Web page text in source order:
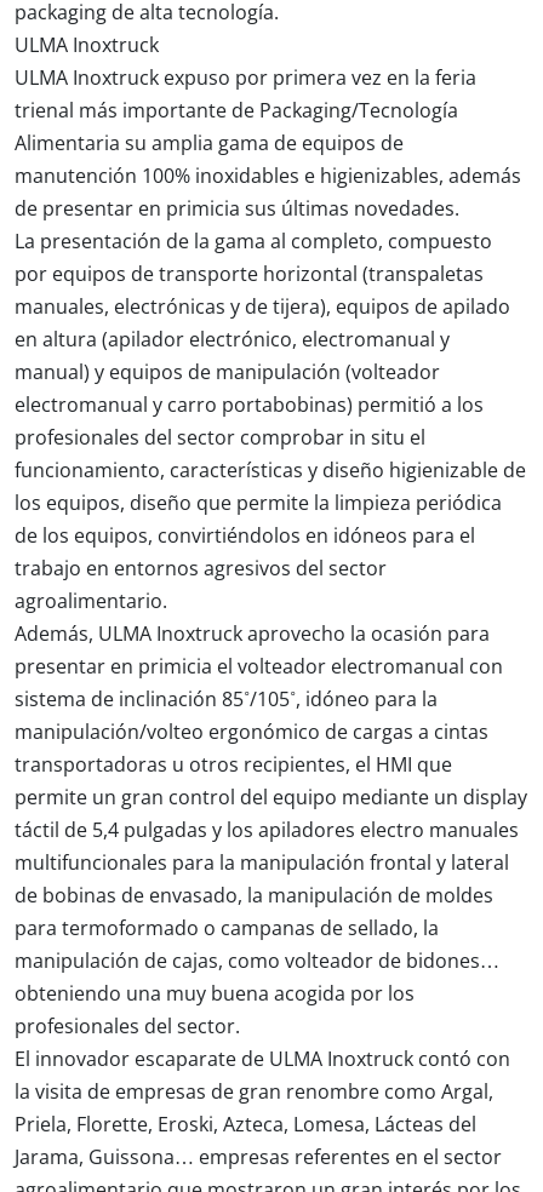
packaging de alta tecnología.
ULMA Inoxtruck
ULMA Inoxtruck expuso por primera vez en la feria
trienal más importante de Packaging/Tecnología
Alimentaria su amplia gama de equipos de
manutención 100% inoxidables e higienizables, además
de presentar en primicia sus últimas novedades.
La presentación de la gama al completo, compuesto
por equipos de transporte horizontal (transpaletas
manuales, electrónicas y de tijera), equipos de apilado
en altura (apilador electrónico, electromanual y
manual) y equipos de manipulación (volteador
electromanual y carro portabobinas) permitió a los
profesionales del sector comprobar in situ el
funcionamiento, características y diseño higienizable de
los equipos, diseño que permite la limpieza periódica
de los equipos, convirtiéndolos en idóneos para el
trabajo en entornos agresivos del sector
agroalimentario.
Además, ULMA Inoxtruck aprovecho la ocasión para
presentar en primicia el volteador electromanual con
sistema de inclinación 85˚/105˚, idóneo para la
manipulación/volteo ergonómico de cargas a cintas
transportadoras u otros recipientes, el HMI que
permite un gran control del equipo mediante un display
táctil de 5,4 pulgadas y los apiladores electro manuales
multifuncionales para la manipulación frontal y lateral
de bobinas de envasado, la manipulación de moldes
para termoformado o campanas de sellado, la
manipulación de cajas, como volteador de bidones…
obteniendo una muy buena acogida por los
profesionales del sector.
El innovador escaparate de ULMA Inoxtruck contó con
la visita de empresas de gran renombre como Argal,
Priela, Florette, Eroski, Azteca, Lomesa, Lácteas del
Jarama, Guissona… empresas referentes en el sector